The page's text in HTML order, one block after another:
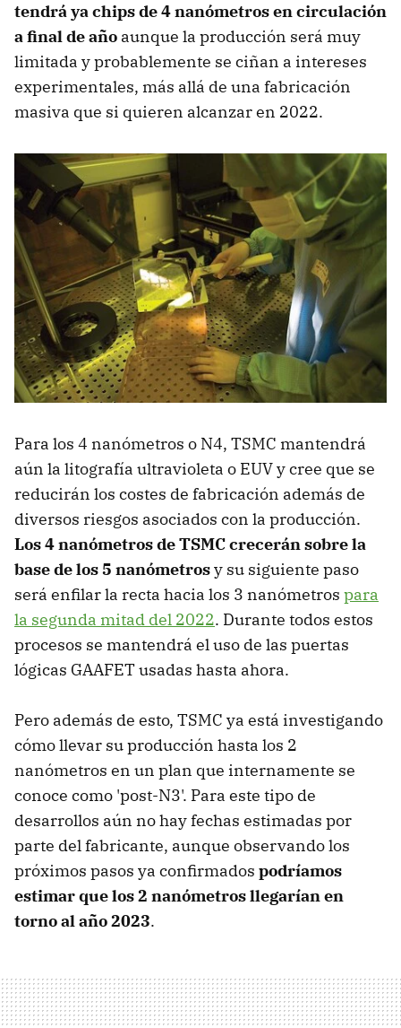
tendrá ya chips de 4 nanómetros en circulación
a final de año aunque la producción será muy
limitada y probablemente se ciñan a intereses
experimentales, más allá de una fabricación
masiva que si quieren alcanzar en 2022.
Para los 4 nanómetros o N4, TSMC mantendrá
aún la litografía ultravioleta o EUV y cree que se
reducirán los costes de fabricación además de
diversos riesgos asociados con la producción.
Los 4 nanómetros de TSMC crecerán sobre la
base de los 5 nanómetrosy su siguiente paso
será enfilar la recta hacia los 3 nanómetros para
la segunda mitad del 2022. Durante todos estos
procesos se mantendrá el uso de las puertas
lógicas GAAFET usadas hasta ahora.
Pero además de esto, TSMC ya está investigando
cómo llevar su producción hasta los 2
nanómetros en un plan que internamente se
conoce como 'post-N3'. Para este tipo de
desarrollos aún no hay fechas estimadas por
parte del fabricante, aunque observando los
próximos pasos ya confirmados podríamos
estimar que los 2 nanómetros llegarían en
torno al año 2023.